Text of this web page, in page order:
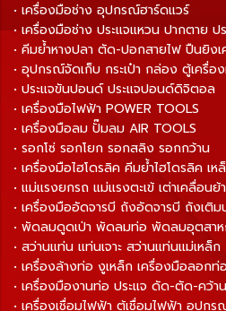
• เครื่องมือช่าง อุปกรณ์ฮาร์ดแวร์
• เครื่องมือช่าง ประแจแหวน ปากตาย ป
• คีมย้ำหางปลา ตัด-ปอกสายไฟ ปืนยิงเ
• อุปกรณ์จัดเก็บ กระเป๋า กล่อง ตู้เครื่อ
• ประแจขันปอนด์ ประแจปอนด์ดิจิตอล
• เครื่องมือไฟฟ้า POWER TOOLS
• เครื่องมือลม ปั๊มลม AIR TOOLS
• รอกโซ่ รอกโยก รอกสลิง รอกกว้าน
• เครื่องมือไฮโดรลิค คีมย้ำไฮโดรลิค เ
• แม่แรงยกรถ แม่แรงตะเข้ เต่าเคลื่อนย้
• เครื่องมืออัดจารบี ถังอัดจารบี ถังเติม
• พัดลมดูดเป่า พัดลมท่อ พัดลมอุตสาห
• สว่านแท่น แท่นเจาะ สว่านแท่นแม่เหล็ก
• เครื่องล้างท่อ งูเหล็ก เครื่องมือลอก
• เครื่องมืองานท่อ ประแจ ดัด-ตัด-คว้
• เครื่องเชื่อมไฟฟ้า ตู้เชื่อมไฟฟ้า อุปกร